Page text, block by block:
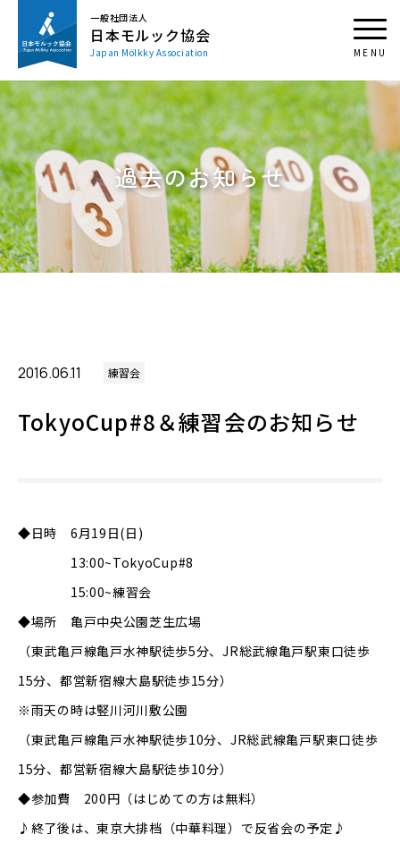
一般社団法人
日本モルック協会
Japan Mölkky Association
過去のお知らせ
2016.06.11 練習会
TokyoCup#8＆練習会のお知らせ
◆日時 6月19日(日)
13:00~TokyoCup#8
15:00~練習会
◆場所 亀戸中央公園芝生広場
（東武亀戸線亀戸水神駅徒歩5分、JR総武線亀戸駅東口徒歩
15分、都営新宿線大島駅徒歩15分）
※雨天の時は竪川河川敷公園
（東武亀戸線亀戸水神駅徒歩10分、JR総武線亀戸駅東口徒歩
15分、都営新宿線大島駅徒歩10分）
◆参加費 200円（はじめての方は無料）
♪終了後は、東京大排档（中華料理）で反省会の予定♪